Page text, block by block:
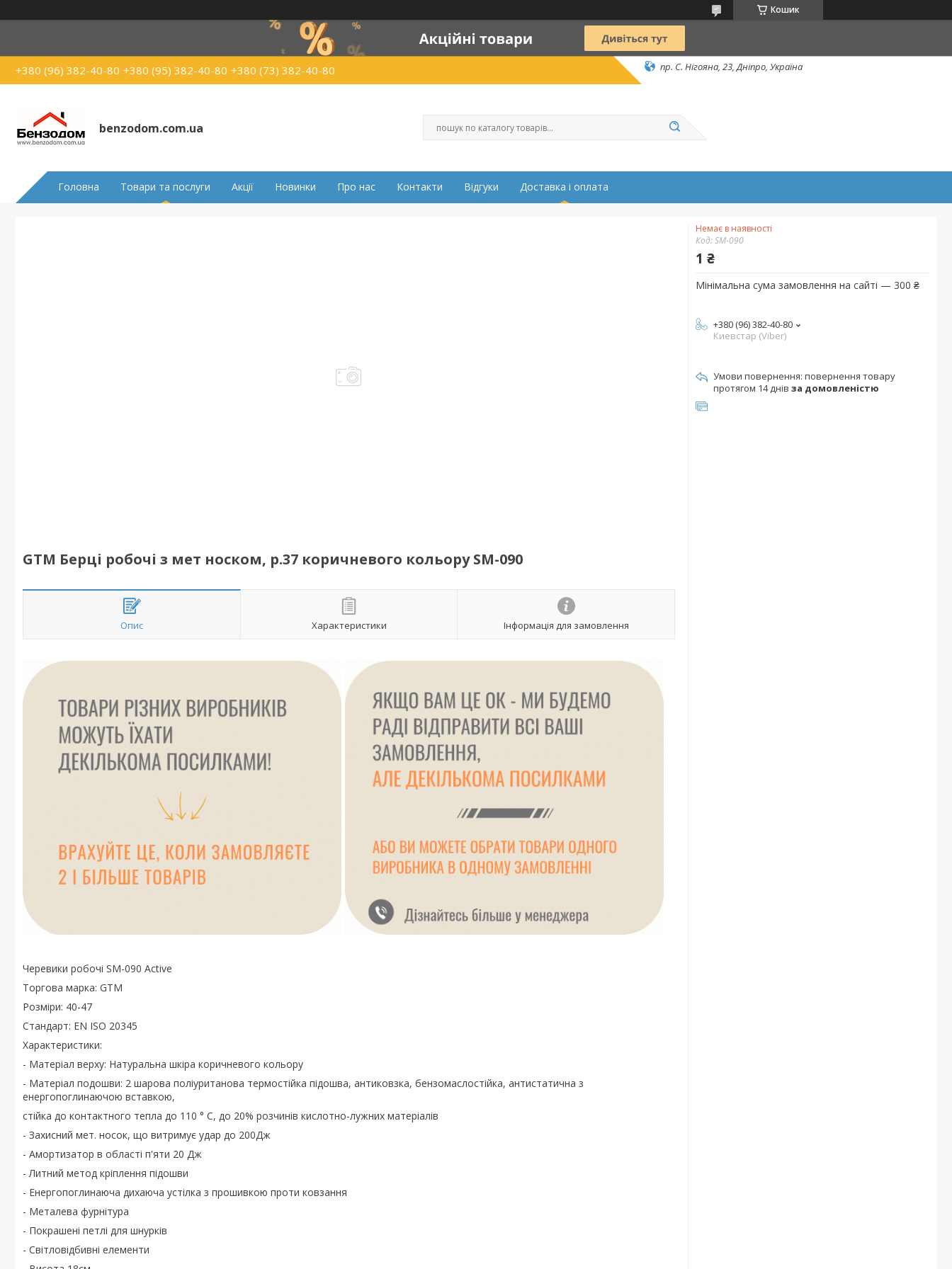
Кошик
+380 (96) 382-40-80 +380 (95) 382-40-80 +380 (73) 382-40-80 пр. С. Нігояна, 23, Дніпро, Україна
benzodom.com.ua
Головна Товари та послуги Акції Новинки Про нас Контакти Відгуки Доставка і оплата
GTM Берці робочі з мет носком, р.37 коричневого кольору SM-090
Опис Характеристики Інформація для замовлення
Черевики робочі SM-090 Active
Торгова марка: GTM
Розміри: 40-47
Стандарт: EN ISO 20345
Характеристики:
- Матеріал верху: Натуральна шкіра коричневого кольору
- Матеріал подошви: 2 шарова поліуританова термостійка підошва, антиковзка, бензомаслостійка, антистатична з
енергопоглинаючою вставкою,
стійка до контактного тепла до 110 ° С, до 20% розчинів кислотно-лужних матеріалів
- Захисний мет. носок, що витримує удар до 200Дж
- Амортизатор в області п'яти 20 Дж
- Литний метод кріплення підошви
- Енергопоглинаюча дихаюча устілка з прошивкою проти ковзання
- Металева фурнітура
- Покрашені петлі для шнурків
- Світловідбивні елементи
Немає в наявності
Код:SM-090
1 ₴
Мінімальна сума замовлення на сайті — 300 ₴
+380 (96) 382-40-80
Киевстар (Viber)
повернення товару
протягом 14 днів за домовленістю